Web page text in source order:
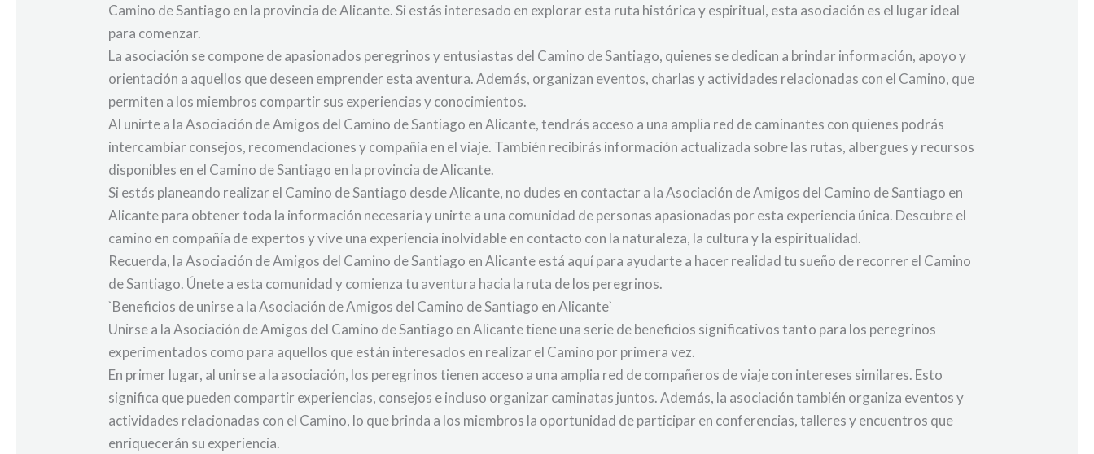
Camino de Santiago en la provincia de Alicante. Si estás interesado en explorar esta ruta histórica y espiritual, esta asociación es el lugar ideal
para comenzar.
La asociación se compone de apasionados peregrinos y entusiastas del Camino de Santiago, quienes se dedican a brindar información, apoyo y
orientación a aquellos que deseen emprender esta aventura. Además, organizan eventos, charlas y actividades relacionadas con el Camino, que
permiten a los miembros compartir sus experiencias y conocimientos.
Al unirte a la Asociación de Amigos del Camino de Santiago en Alicante, tendrás acceso a una amplia red de caminantes con quienes podrás
intercambiar consejos, recomendaciones y compañía en el viaje. También recibirás información actualizada sobre las rutas, albergues y recursos
disponibles en el Camino de Santiago en la provincia de Alicante.
Si estás planeando realizar el Camino de Santiago desde Alicante, no dudes en contactar a la Asociación de Amigos del Camino de Santiago en
Alicante para obtener toda la información necesaria y unirte a una comunidad de personas apasionadas por esta experiencia única. Descubre el
camino en compañía de expertos y vive una experiencia inolvidable en contacto con la naturaleza, la cultura y la espiritualidad.
Recuerda, la Asociación de Amigos del Camino de Santiago en Alicante está aquí para ayudarte a hacer realidad tu sueño de recorrer el Camino
de Santiago. Únete a esta comunidad y comienza tu aventura hacia la ruta de los peregrinos.
`Beneficios de unirse a la Asociación de Amigos del Camino de Santiago en Alicante`
Unirse a la Asociación de Amigos del Camino de Santiago en Alicante tiene una serie de beneficios significativos tanto para los peregrinos
experimentados como para aquellos que están interesados en realizar el Camino por primera vez.
En primer lugar, al unirse a la asociación, los peregrinos tienen acceso a una amplia red de compañeros de viaje con intereses similares. Esto
significa que pueden compartir experiencias, consejos e incluso organizar caminatas juntos. Además, la asociación también organiza eventos y
actividades relacionadas con el Camino, lo que brinda a los miembros la oportunidad de participar en conferencias, talleres y encuentros que
enriquecerán su experiencia.